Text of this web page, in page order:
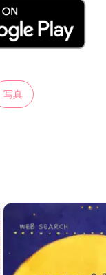
写真